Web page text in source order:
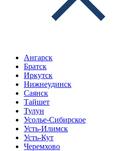
Ангарск
Братск
Иркутск
Нижнеудинск
Саянск
Тайшет
Тулун
Усолье-Сибирское
Усть-Илимск
Усть-Кут
Черемхово